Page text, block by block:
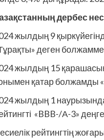
дербес
жылдың 9
деген
жылдың 15
қатар болжамды
жылдың 1
«BBB-/А-3»
рейтингтің